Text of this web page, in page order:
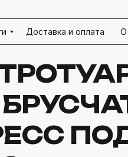
Доставка и оплата О